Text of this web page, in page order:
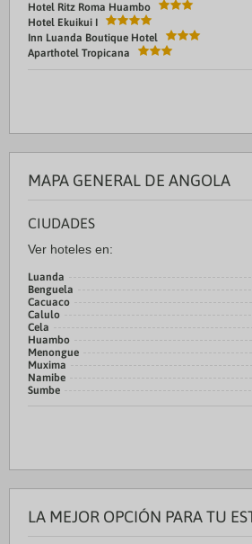
Hotel Ritz Roma Huambo
Hotel Ekuikui I
Inn Luanda Boutique Hotel
Aparthotel Tropicana
MAPA GENERAL DE ANGOLA
CIUDADES
Ver hoteles en:
Luanda
Benguela
Cacuaco
Calulo
Cela
Huambo
Menongue
Muxima
Namibe
Sumbe
LA MEJOR OPCIÓN PARA TU